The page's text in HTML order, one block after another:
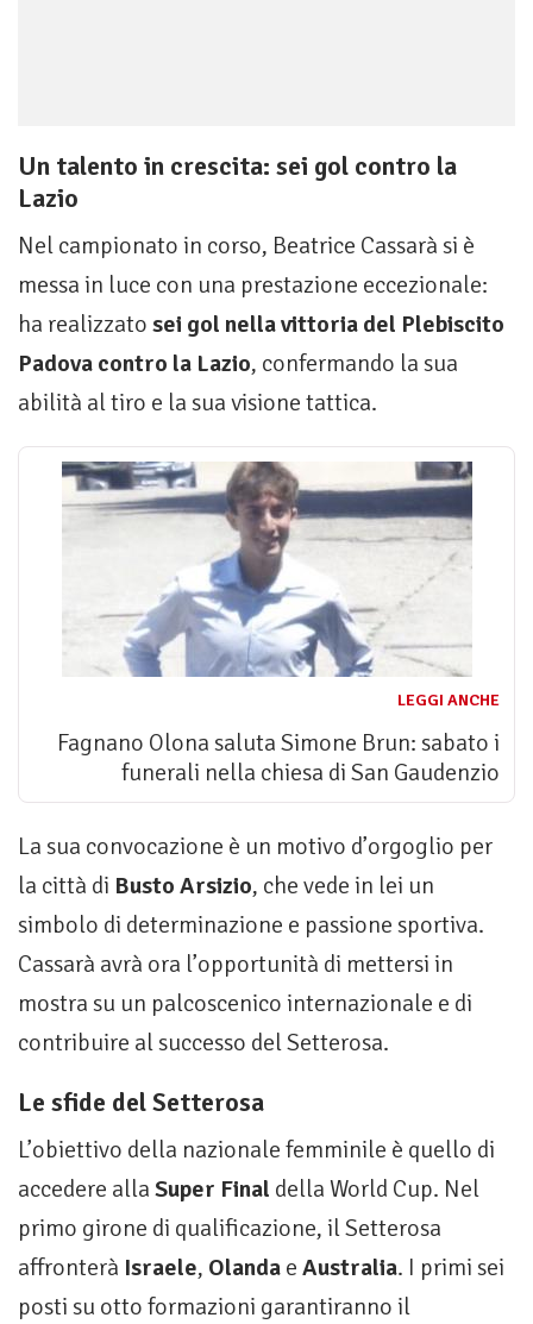
Un talento in crescita: sei gol contro la
Lazio
Nel campionato in corso, Beatrice Cassarà si è
messa in luce con una prestazione eccezionale:
ha realizzato sei gol nella vittoria del Plebiscito
Padova contro la Lazio, confermando la sua
abilità al tiro e la sua visione tattica.
LEGGI ANCHE
Fagnano Olona saluta Simone Brun: sabato i
funerali nella chiesa di San Gaudenzio
La sua convocazione è un motivo d’orgoglio per
la città di Busto Arsizio, che vede in lei un
simbolo di determinazione e passione sportiva.
Cassarà avrà ora l’opportunità di mettersi in
mostra su un palcoscenico internazionale e di
contribuire al successo del Setterosa.
Le sfide del Setterosa
L’obiettivo della nazionale femminile è quello di
accedere alla Super Final della World Cup. Nel
primo girone di qualificazione, il Setterosa
affronterà Israele, Olanda e Australia. I primi sei
posti su otto formazioni garantiranno il